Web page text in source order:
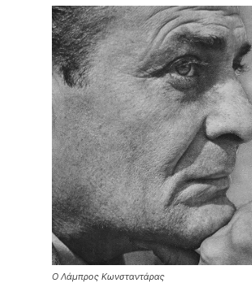
Ο Λάμπρος Κωνσταντάρας